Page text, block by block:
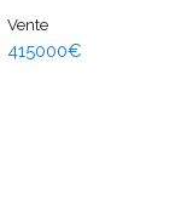
Vente
415000€